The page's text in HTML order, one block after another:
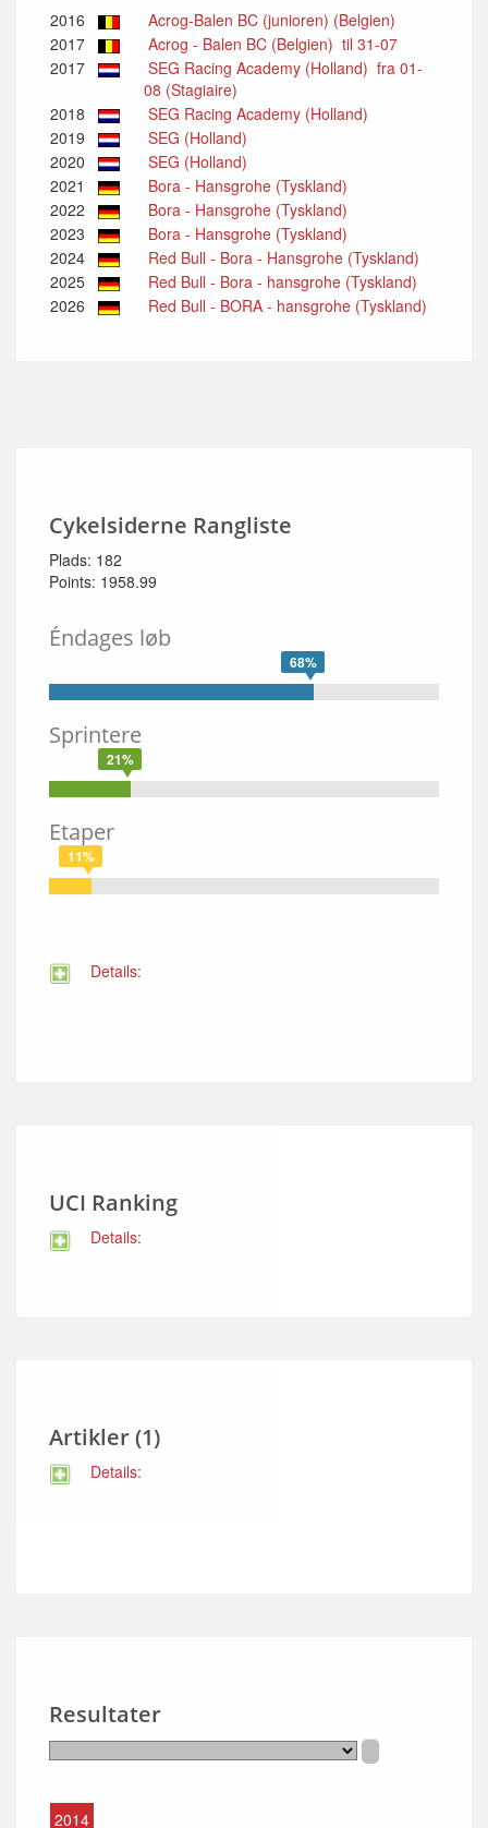
2016
Acrog-Balen BC (junioren) (Belgien)
2017
Acrog - Balen BC (Belgien) til 31-07
2017
SEG Racing Academy (Holland) fra 01-
08 (Stagiaire)
2018
SEG Racing Academy (Holland)
2019
SEG (Holland)
2020
SEG (Holland)
2021
Bora - Hansgrohe (Tyskland)
2022
Bora - Hansgrohe (Tyskland)
2023
Bora - Hansgrohe (Tyskland)
2024
Red Bull - Bora - Hansgrohe (Tyskland)
2025
Red Bull - Bora - hansgrohe (Tyskland)
2026
Red Bull - BORA - hansgrohe (Tyskland)
Cykelsiderne Rangliste
Plads: 182
Points: 1958.99
Éndages løb
68%
Sprintere
21%
Etaper
11%
Details:
UCI Ranking
Details:
Artikler (1)
Details:
Resultater
2014